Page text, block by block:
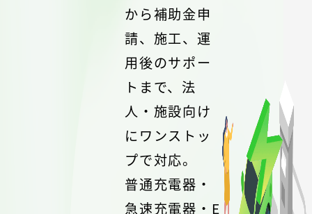
から補助金申
請、施工、運
用後のサポー
トまで、法
人・施設向け
にワンストッ
プで対応。
普通充電器・
急速充電器・E